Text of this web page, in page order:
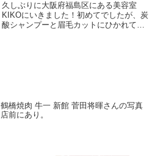
久しぶりに大阪府福島区にある美容室
KIKOにいきました！初めてでしたが、炭
酸シャンプーと眉毛カットにひかれて初
鶴橋焼肉 牛一 新館 菅田将暉さんの写真
店前にあり。